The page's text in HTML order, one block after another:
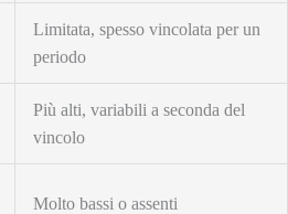
Limitata, spesso vincolata per un
periodo
Più alti, variabili a seconda del
vincolo
Molto bassi o assenti